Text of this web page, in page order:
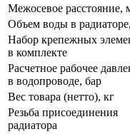
Межосевое расстояние,
Объем воды в
Набор крепежных
в комплекте
Расчетное рабочее
в водопроводе, бар
Вес товара (нетто), кг
Резьба присоединения
радиатора